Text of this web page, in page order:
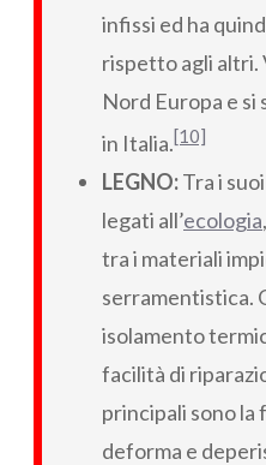
infissi ed ha
rispetto agli altri.
Nord Europa e
in Italia.[10]
LEGNO:Tra i
legati all’ecologia
tra i materiali
serramentistica.
isolamento
facilità di
principali sono la
deforma e